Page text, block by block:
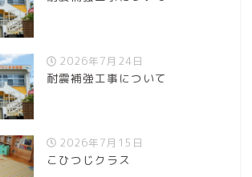
2026年7月24日
耐震補強工事について
2026年7月15日
こひつじクラス